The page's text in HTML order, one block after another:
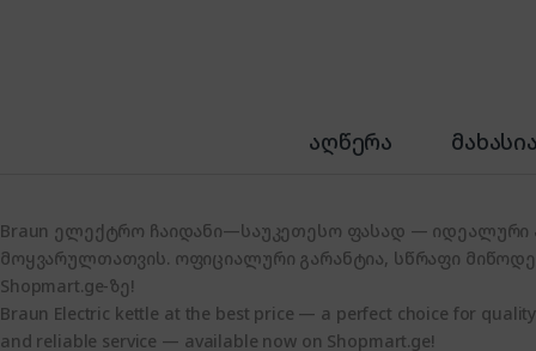
აღწერა
Braun ელექტრო ჩაიდანი—საუკეთესო ფასად — იდეალური
მოყვარულთათვის. ოფიციალური გარანტია, სწრაფი
Shopmart.ge-ზე!
Braun Electric kettle at the best price — a perfect choice for
and reliable service — available now on Shopmart.ge!